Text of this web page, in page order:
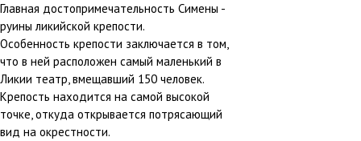
Главная достопримечательность Симены -
руины ликийской крепости.
Особенность крепости заключается в том,
что в ней расположен самый маленький в
Ликии театр, вмещавший 150 человек.
Крепость находится на самой высокой
точке, откуда открывается потрясающий
вид на окрестности.